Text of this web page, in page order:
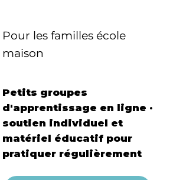
Pour les familles école
maison
Petits groupes
d'apprentissage en ligne ·
soutien individuel et
matériel éducatif pour
pratiquer régulièrement